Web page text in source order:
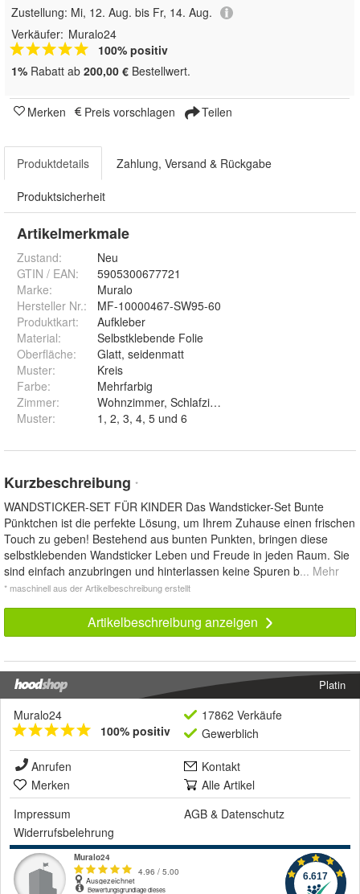
Zustellung: Mi, 12. Aug. bis Fr, 14. Aug.
Verkäufer: Muralo24
100% positiv
1% Rabatt ab 200,00 € Bestellwert.
Merken Preis vorschlagen Teilen
Produktdetails Zahlung, Versand & Rückgabe
Produktsicherheit
Artikelmerkmale
Zustand:
Neu
GTIN / EAN:
5905300677721
Marke:
Muralo
Hersteller Nr.:
MF-10000467-SW95-60
Produktkart:
Aufkleber
Material:
Selbstklebende Folie
Oberfläche:
Glatt, seidenmatt
Muster:
Kreis
Farbe:
Mehrfarbig
Zimmer:
Wohnzimmer, Schlafzimmer, Büro, Kinderzimmer
Muster: 1, 2, 3, 4, 5 und 6
Kurzbeschreibung *
WANDSTICKER-SET FÜR KINDER Das Wandsticker-Set Bunte
Pünktchen ist die perfekte Lösung, um Ihrem Zuhause einen frischen
Touch zu geben! Bestehend aus bunten Punkten, bringen diese
selbstklebenden Wandsticker Leben und Freude in jeden Raum. Sie
sind einfach anzubringen und hinterlassen keine Spuren b... Mehr
* maschinell aus der Artikelbeschreibung erstellt
Artikelbeschreibung anzeigen
Platin
Muralo24
100% positiv
17862 Verkäufe
Gewerblich
Anrufen
Kontakt
Merken
Alle Artikel
Impressum
AGB & Datenschutz
Widerrufsbelehrung